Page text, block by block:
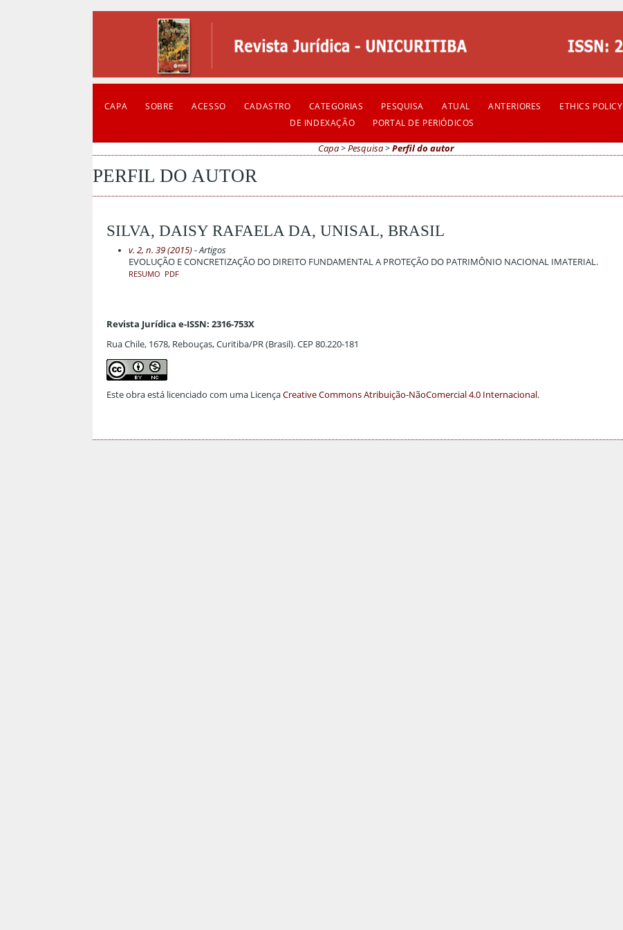
CAPA SOBRE ACESSO CADASTRO CATEGORIAS PESQUISA ATUAL ANTERIORES ETHICS POLICY
DE INDEXAÇÃO
PORTAL DE PERIÓDICOS
Capa>Pesquisa>Perfil do autor
PERFIL DO AUTOR
SILVA, DAISY RAFAELA DA, UNISAL, BRASIL
v. 2, n. 39 (2015)- Artigos
EVOLUÇÃO E CONCRETIZAÇÃO DO DIREITO FUNDAMENTAL A PROTEÇÃO DO PATRIMÔNIO NACIONAL IMATERIAL.
RESUMO PDF
Revista Jurídica e-ISSN: 2316-753X
Rua Chile, 1678, Rebouças, Curitiba/PR (Brasil). CEP 80.220-181
Este obra está licenciado com uma LicençaCreative Commons Atribuição-NãoComercial 4.0 Internacional.